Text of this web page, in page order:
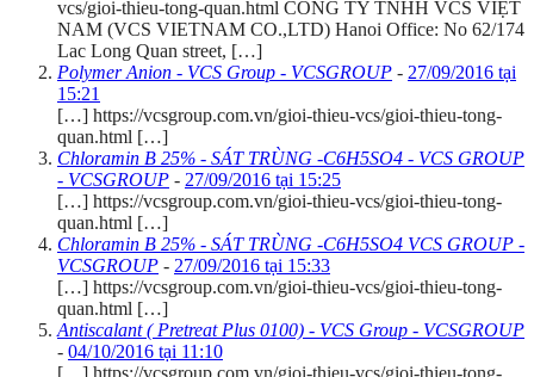
vcs/gioi-thieu-tong-quan.html CÔNG TY TNHH VCS VIỆT
NAM (VCS VIETNAM CO.,LTD) Hanoi Office: No 62/174
Lac Long Quan street, […]
Polymer Anion - VCS Group - VCSGROUP - 27/09/2016 tại
15:21
[…] https://vcsgroup.com.vn/gioi-thieu-vcs/gioi-thieu-tong-
quan.html […]
Chloramin B 25% - SÁT TRÙNG -C6H5SO4 - VCS GROUP
- VCSGROUP - 27/09/2016 tại 15:25
[…] https://vcsgroup.com.vn/gioi-thieu-vcs/gioi-thieu-tong-
quan.html […]
Chloramin B 25% - SÁT TRÙNG -C6H5SO4 VCS GROUP -
VCSGROUP - 27/09/2016 tại 15:33
[…] https://vcsgroup.com.vn/gioi-thieu-vcs/gioi-thieu-tong-
quan.html […]
Antiscalant ( Pretreat Plus 0100) - VCS Group - VCSGROUP
- 04/10/2016 tại 11:10
[…] https://vcsgroup.com.vn/gioi-thieu-vcs/gioi-thieu-tong-